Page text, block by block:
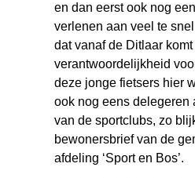
en dan eerst ook nog
verlenen aan veel te
dat vanaf de Ditlaar
verantwoordelijkheid
deze jonge fietsers hier
ook nog eens delegeren
van de sportclubs, zo
bewonersbrief van de
afdeling ‘Sport en Bos’.